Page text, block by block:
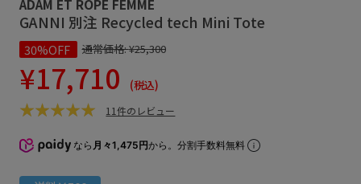
ADAM ET ROPÉ FEMME
GANNI 別注 Recycled tech Mini Tote
30%OFF 通常価格:¥25,300
¥17,710 (税込)
11件のレビュー
なら 月々1,475円から。分割手数料無料